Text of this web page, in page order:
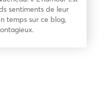
sentiments de leur
temps sur ce blog,